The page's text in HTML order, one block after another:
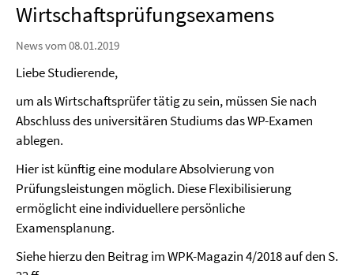
Wirtschaftsprüfungsexamens
News vom 08.01.2019
Liebe Studierende,
um als Wirtschaftsprüfer tätig zu sein, müssen Sie nach
Abschluss des universitären Studiums das WP-Examen
ablegen.
Hier ist künftig eine modulare Absolvierung von
Prüfungsleistungen möglich. Diese Flexibilisierung
ermöglicht eine individuellere persönliche
Examensplanung.
Siehe hierzu den Beitrag im WPK-Magazin 4/2018 auf den S.